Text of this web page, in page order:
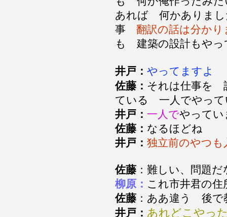
あれば 何かありま
事 翻訳の話は分かり
も 建築の設計もや
井戸： やってますよ
佐藤： それは仕事を
ている 一人でやって
井戸： 一人でやって
佐藤： なるほどね
井戸： 独立前のやつ
佐藤 ：難しい、問題
柳原： これ市井君の
佐藤 ：ああ違う 後
井戸： あれどこやっ